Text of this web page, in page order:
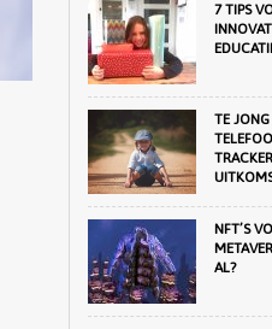
7 TIPS
TE
NFT’S
AL?